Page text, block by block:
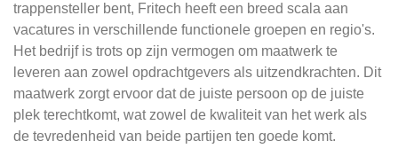
trappensteller bent, Fritech heeft een breed scala aan
vacatures in verschillende functionele groepen en regio's.
Het bedrijf is trots op zijn vermogen om maatwerk te
leveren aan zowel opdrachtgevers als uitzendkrachten. Dit
maatwerk zorgt ervoor dat de juiste persoon op de juiste
plek terechtkomt, wat zowel de kwaliteit van het werk als
de tevredenheid van beide partijen ten goede komt.